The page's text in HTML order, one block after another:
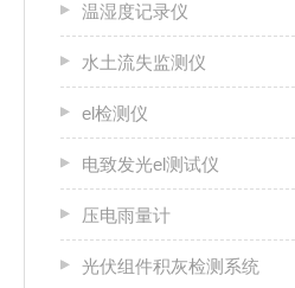
温湿度记录仪
水土流失监测仪
el检测仪
电致发光el测试仪
压电雨量计
光伏组件积灰检测系统